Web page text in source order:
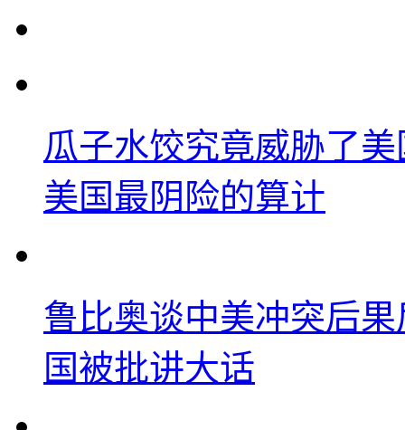
瓜子水饺究竟威胁了
美国最阴险的算计
鲁比奥谈中美冲突后
国被批讲大话